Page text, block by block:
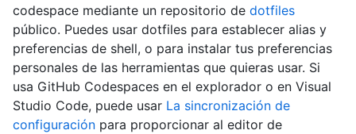
codespace mediante un repositorio de dotfiles
público. Puedes usar dotfiles para establecer alias y
preferencias de shell, o para instalar tus preferencias
personales de las herramientas que quieras usar. Si
usa GitHub Codespaces en el explorador o en Visual
Studio Code, puede usar La sincronización de
configuración para proporcionar al editor de